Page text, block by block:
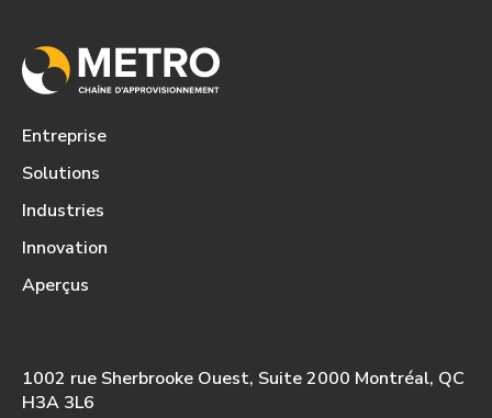
Entreprise
Solutions
Industries
Innovation
Aperçus
1002 rue Sherbrooke Ouest, Suite 2000 Montréal, QC
H3A 3L6